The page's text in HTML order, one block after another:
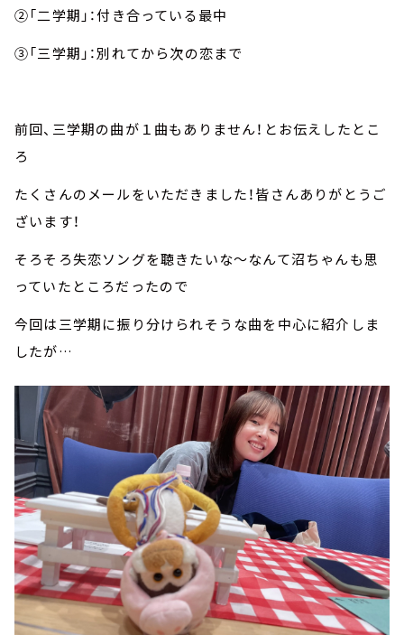
②「二学期」：付き合っている最中
③「三学期」：別れてから次の恋まで
前回、三学期の曲が１曲もありません！とお伝えしたとこ
ろ
たくさんのメールをいただきました！皆さんありがとうご
ざいます！
そろそろ失恋ソングを聴きたいな～なんて沼ちゃんも思
っていたところだったので
今回は三学期に振り分けられそうな曲を中心に紹介しま
したが…